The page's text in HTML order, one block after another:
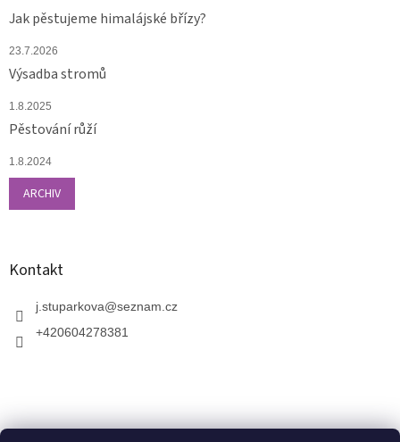
Jak pěstujeme himalájské břízy?
23.7.2026
Výsadba stromů
1.8.2025
Pěstování růží
1.8.2024
ARCHIV
Kontakt
j.stuparkova@seznam.cz
+420604278381